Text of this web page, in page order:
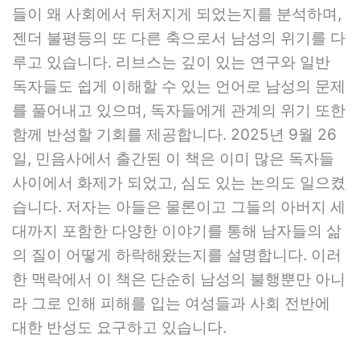
들이 왜 사회에서 뒤처지게 되었는지를 분석하며,
젠더 불평등의 또 다른 축으로서 남성의 위기를 다
루고 있습니다. 리브스는 깊이 있는 연구와 일반
독자들도 쉽게 이해할 수 있는 언어로 남성의 문제
를 풀어내고 있으며, 독자들에게 관계의 위기 또한
함께 반성할 기회를 제공합니다. 2025년 9월 26
일, 민음사에서 출간된 이 책은 이미 많은 독자들
사이에서 화제가 되었고, 심도 있는 논의도 일으켰
습니다. 저자는 아들은 물론이고 그들의 아버지 세
대까지 포함한 다양한 이야기를 통해 남자들의 삶
의 질이 어떻게 하락해왔는지를 설명합니다. 이러
한 맥락에서 이 책은 단순히 남성의 불행뿐만 아니
라 그로 인해 피해를 입는 여성들과 사회 전반에
대한 반성도 요구하고 있습니다.